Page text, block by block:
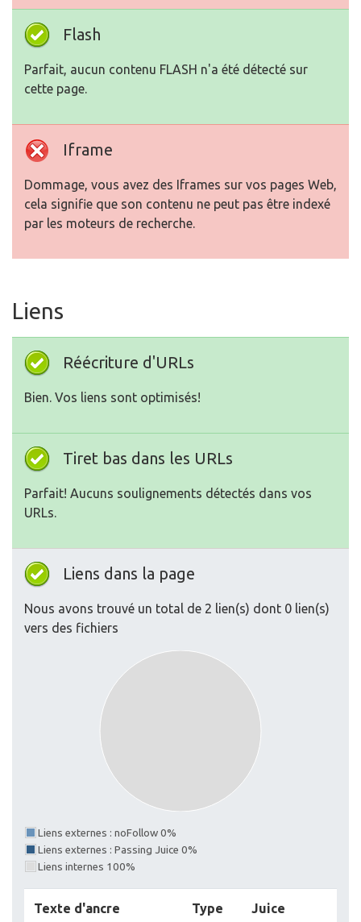
Flash
Parfait, aucun contenu FLASH n'a été détecté sur
cette page.
Iframe
Dommage, vous avez des Iframes sur vos pages Web,
cela signifie que son contenu ne peut pas être indexé
par les moteurs de recherche.
Liens
Réécriture d'URLs
Bien. Vos liens sont optimisés!
Tiret bas dans les URLs
Parfait! Aucuns soulignements détectés dans vos
URLs.
Liens dans la page
Nous avons trouvé un total de 2 lien(s) dont 0 lien(s)
vers des fichiers
Liens externes : noFollow 0%
Liens externes : Passing Juice 0%
Liens internes 100%
Texte d'ancre Type Juice